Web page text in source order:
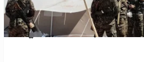
إيرانية تنشط في